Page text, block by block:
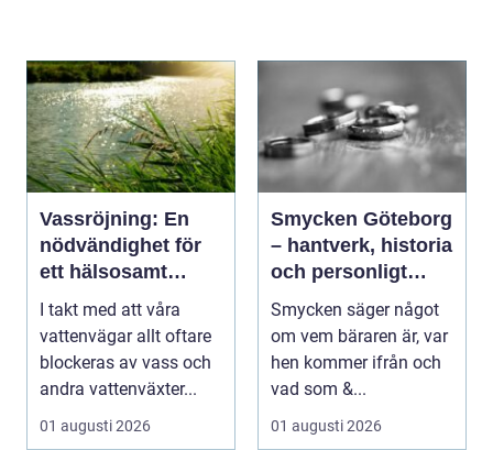
Vassröjning: En
nödvändighet för
ett hälsosamt
vattenlandskap
I takt med att våra
vattenvägar allt oftare
blockeras av vass och
andra vattenväxter...
01 augusti 2026
Smycken Göteborg
– hantverk, historia
och personligt
uttryck
Smycken säger något
om vem bäraren är, var
hen kommer ifrån och
vad som &...
01 augusti 2026